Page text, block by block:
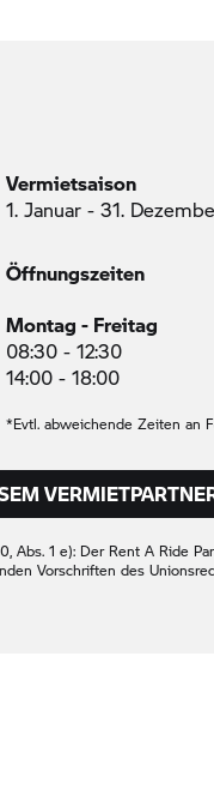
Vermietsaison
1. Januar - 31.
Öffnungszeiten
Montag - Freitag
08:30 - 12:30
14:00 - 18:00
*Evtl. abweichende Zeiten an
Abs. 1 e): Der Rent A Ride
Vorschriften des